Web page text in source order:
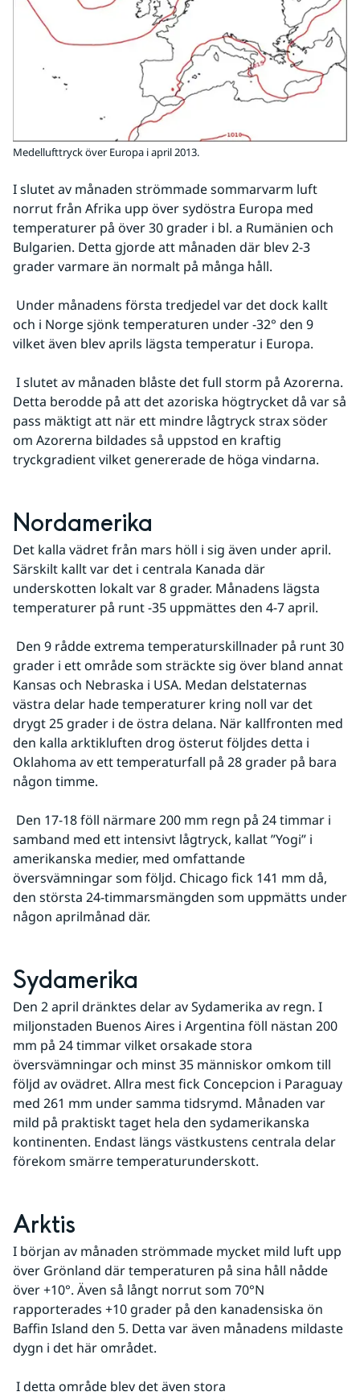
Medellufttryck över Europa i april 2013.
I slutet av månaden strömmade sommarvarm luft
norrut från Afrika upp över sydöstra Europa med
temperaturer på över 30 grader i bl. a Rumänien och
Bulgarien. Detta gjorde att månaden där blev 2-3
grader varmare än normalt på många håll.
och i Norge sjönk temperaturen under -32° den 9
vilket även blev aprils lägsta temperatur i Europa.
Detta berodde på att det azoriska högtrycket då var så
pass mäktigt att när ett mindre lågtryck strax söder
om Azorerna bildades så uppstod en kraftig
tryckgradient vilket genererade de höga vindarna.
Nordamerika
Det kalla vädret från mars höll i sig även under april.
Särskilt kallt var det i centrala Kanada där
underskotten lokalt var 8 grader. Månadens lägsta
temperaturer på runt -35 uppmättes den 4-7 april.
grader i ett område som sträckte sig över bland annat
Kansas och Nebraska i USA. Medan delstaternas
västra delar hade temperaturer kring noll var det
drygt 25 grader i de östra delana. När kallfronten med
den kalla arktikluften drog österut följdes detta i
Oklahoma av ett temperaturfall på 28 grader på bara
någon timme.
samband med ett intensivt lågtryck, kallat ”Yogi” i
amerikanska medier, med omfattande
översvämningar som följd. Chicago fick 141 mm då,
den största 24-timmarsmängden som uppmätts under
någon aprilmånad där.
Sydamerika
Den 2 april dränktes delar av Sydamerika av regn. I
miljonstaden Buenos Aires i Argentina föll nästan 200
mm på 24 timmar vilket orsakade stora
översvämningar och minst 35 människor omkom till
följd av ovädret. Allra mest fick Concepcion i Paraguay
med 261 mm under samma tidsrymd. Månaden var
mild på praktiskt taget hela den sydamerikanska
kontinenten. Endast längs västkustens centrala delar
förekom smärre temperaturunderskott.
Arktis
I början av månaden strömmade mycket mild luft upp
över Grönland där temperaturen på sina håll nådde
över +10°. Även så långt norrut som 70°N
rapporterades +10 grader på den kanadensiska ön
Baffin Island den 5. Detta var även månadens mildaste
dygn i det här området.